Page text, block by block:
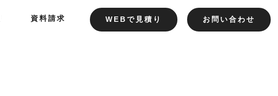
資料請求 WEBで見積り お問い合わせ